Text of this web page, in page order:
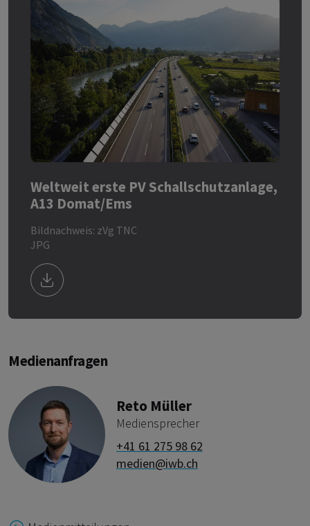
Weltweit erste PV Schallschutzanlage,
A13 Domat/Ems
Bildnachweis: zVg TNC
JPG
Download Bild/Datei PV Schallschutzanlage, A13
Medienanfragen
Reto Müller
Mediensprecher
+41 61 275 98 62
medien@iwb.ch